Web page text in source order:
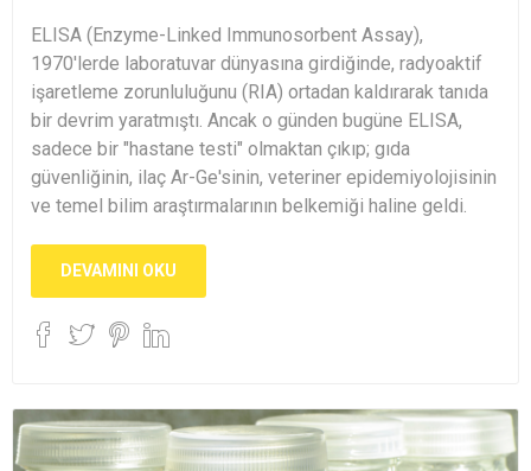
ELISA (Enzyme-Linked Immunosorbent Assay),
1970'lerde laboratuvar dünyasına girdiğinde, radyoaktif
işaretleme zorunluluğunu (RIA) ortadan kaldırarak tanıda
bir devrim yaratmıştı. Ancak o günden bugüne ELISA,
sadece bir "hastane testi" olmaktan çıkıp; gıda
güvenliğinin, ilaç Ar-Ge'sinin, veteriner epidemiyolojisinin
ve temel bilim araştırmalarının belkemiği haline geldi.
DEVAMINI OKU